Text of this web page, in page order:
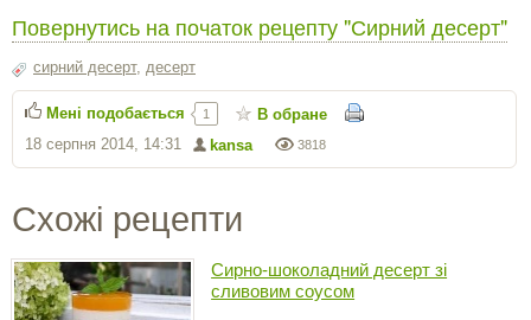
Повернутись на початок рецепту "Сирний десерт"
сирний десерт, десерт
3818
kansa
18 серпня 2014, 14:31
Мені подобається 1 В обране
Схожі рецепти
Сирно-шоколадний десерт зі
сливовим соусом